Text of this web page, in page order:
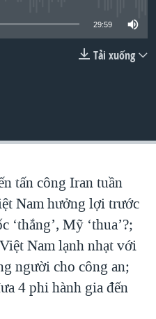
NAM
VIỆT NAM
PHỦ VIỆT NAM
TRỘM HẢI SÂM
TỪ NÔNG THÔN MỸ
29:59
Tải xuống
tấn công Iran tuần
Nam hưởng lợi trước
‘thắng’, Mỹ ‘thua’?;
Nam lạnh nhạt với
người cho công an;
4 phi hành gia đến